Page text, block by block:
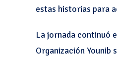
estas historias para
La jornada continuó
Organización